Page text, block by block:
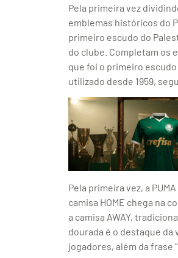
Pela primeira vez
emblemas históricos do
primeiro escudo do
do clube. Completam os
que foi o primeiro
utilizado desde 1959,
Pela primeira vez, a
camisa HOME chega na
a camisa AWAY,
dourada é o destaque da
jogadores, além da frase